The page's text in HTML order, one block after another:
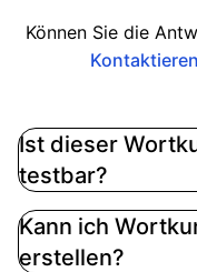
Können Sie die
Ist dieser
testbar?
online erstellen.
Kontoguthaben
Kann ich
erstellen?